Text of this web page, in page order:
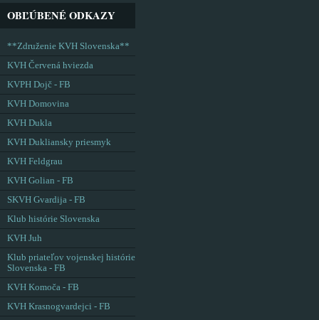
OBĽÚBENÉ ODKAZY
**Združenie KVH Slovenska**
KVH Červená hviezda
KVPH Dojč - FB
KVH Domovina
KVH Dukla
KVH Dukliansky priesmyk
KVH Feldgrau
KVH Golian - FB
SKVH Gvardija - FB
Klub histórie Slovenska
KVH Juh
Klub priateľov vojenskej histórie
Slovenska - FB
KVH Komoča - FB
KVH Krasnogvardejci - FB